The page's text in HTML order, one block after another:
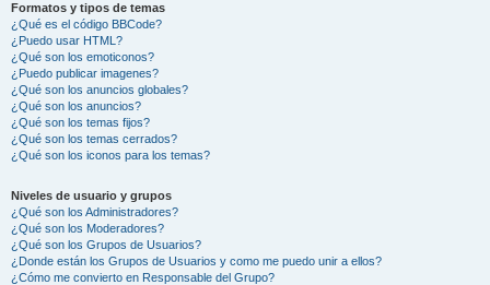
Formatos y tipos de temas
¿Qué es el código BBCode?
¿Puedo usar HTML?
¿Qué son los emoticonos?
¿Puedo publicar imagenes?
¿Qué son los anuncios globales?
¿Qué son los anuncios?
¿Qué son los temas fijos?
¿Qué son los temas cerrados?
¿Qué son los iconos para los temas?
Niveles de usuario y grupos
¿Qué son los Administradores?
¿Qué son los Moderadores?
¿Qué son los Grupos de Usuarios?
¿Donde están los Grupos de Usuarios y como me puedo unir a ellos?
¿Cómo me convierto en Responsable del Grupo?